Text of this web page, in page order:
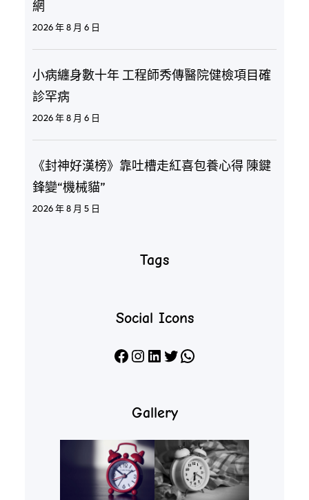
網
2026 年 8 月 6 日
小病纏身數十年 工程師秀傳醫院健檢項目確
診罕病
2026 年 8 月 6 日
《封神好漢榜》靠吐槽走紅喜包養心得 陳鍵
鋒變“機械貓”
2026 年 8 月 5 日
Tags
Social Icons
Facebook Instagram LinkedIn X WhatsApp
Gallery